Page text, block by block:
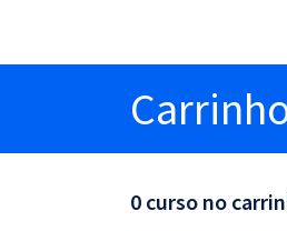
0 curso no